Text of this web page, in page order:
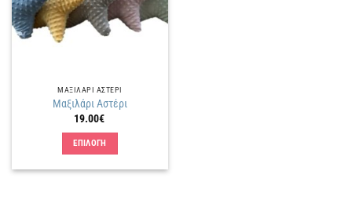
ΜΑΞΙΛΑΡΙ ΑΣΤΕΡΙ
Μαξιλάρι Αστέρι
19.00€
ΕΠΙΛΟΓΗ